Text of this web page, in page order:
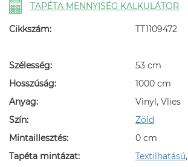
TAPÉTA MENNYISÉG KALKULÁTOR
Cikkszám: TT1109472
Szélesség:
53 cm
Hosszúság:
1000 cm
Anyag:
Vinyl, Vlies
Szín:
Zöld
Mintaillesztés:
0 cm
Tapéta mintázat:
Textilhatású,